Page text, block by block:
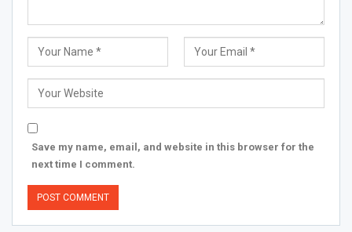
Save my name, email, and website in this browser for the
next time I comment.